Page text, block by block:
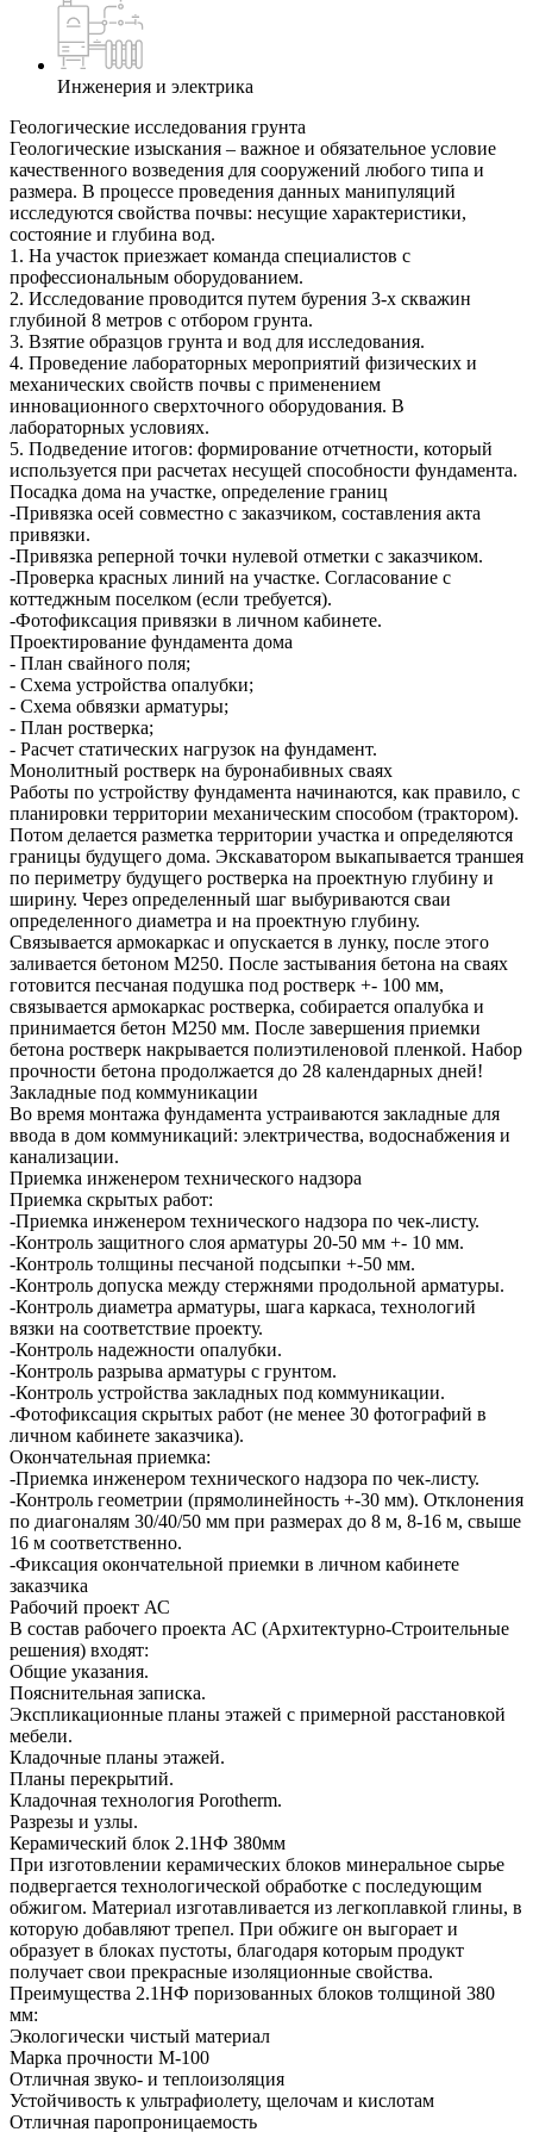
Инженерия и электрика
Геологические исследования грунта
Геологические изыскания – важное и обязательное условие
качественного возведения для сооружений любого типа и
размера. В процессе проведения данных манипуляций
исследуются свойства почвы: несущие характеристики,
состояние и глубина вод.
1. На участок приезжает команда специалистов с
профессиональным оборудованием.
2. Исследование проводится путем бурения 3-х скважин
глубиной 8 метров с отбором грунта.
3. Взятие образцов грунта и вод для исследования.
4. Проведение лабораторных мероприятий физических и
механических свойств почвы с применением
инновационного сверхточного оборудования. В
лабораторных условиях.
5. Подведение итогов: формирование отчетности, который
используется при расчетах несущей способности фундамента.
Посадка дома на участке, определение границ
-Привязка осей совместно с заказчиком, составления акта
привязки.
-Привязка реперной точки нулевой отметки с заказчиком.
-Проверка красных линий на участке. Согласование с
коттеджным поселком (если требуется).
-Фотофиксация привязки в личном кабинете.
Проектирование фундамента дома
- План свайного поля;
- Схема устройства опалубки;
- Схема обвязки арматуры;
- План ростверка;
- Расчет статических нагрузок на фундамент.
Монолитный ростверк на буронабивных сваях
Работы по устройству фундамента начинаются, как правило, с
планировки территории механическим способом (трактором).
Потом делается разметка территории участка и определяются
границы будущего дома. Экскаватором выкапывается траншея
по периметру будущего ростверка на проектную глубину и
ширину. Через определенный шаг выбуриваются сваи
определенного диаметра и на проектную глубину.
Связывается армокаркас и опускается в лунку, после этого
заливается бетоном М250. После застывания бетона на сваях
готовится песчаная подушка под ростверк +- 100 мм,
связывается армокаркас ростверка, собирается опалубка и
принимается бетон М250 мм. После завершения приемки
бетона ростверк накрывается полиэтиленовой пленкой. Набор
прочности бетона продолжается до 28 календарных дней!
Закладные под коммуникации
Во время монтажа фундамента устраиваются закладные для
ввода в дом коммуникаций: электричества, водоснабжения и
канализации.
Приемка инженером технического надзора
Приемка скрытых работ:
-Приемка инженером технического надзора по чек-листу.
-Контроль защитного слоя арматуры 20-50 мм +- 10 мм.
-Контроль толщины песчаной подсыпки +-50 мм.
-Контроль допуска между стержнями продольной арматуры.
-Контроль диаметра арматуры, шага каркаса, технологий
вязки на соответствие проекту.
-Контроль надежности опалубки.
-Контроль разрыва арматуры с грунтом.
-Контроль устройства закладных под коммуникации.
-Фотофиксация скрытых работ (не менее 30 фотографий в
личном кабинете заказчика).
Окончательная приемка:
-Приемка инженером технического надзора по чек-листу.
-Контроль геометрии (прямолинейность +-30 мм). Отклонения
по диагоналям 30/40/50 мм при размерах до 8 м, 8-16 м, свыше
16 м соответственно.
-Фиксация окончательной приемки в личном кабинете
заказчика
Рабочий проект АС
В состав рабочего проекта АС (Архитектурно-Строительные
решения) входят:
Общие указания.
Пояснительная записка.
Экспликационные планы этажей с примерной расстановкой
мебели.
Кладочные планы этажей.
Планы перекрытий.
Кладочная технология Porotherm.
Разрезы и узлы.
Керамический блок 2.1НФ 380мм
При изготовлении керамических блоков минеральное сырье
подвергается технологической обработке с последующим
обжигом. Материал изготавливается из легкоплавкой глины, в
которую добавляют трепел. При обжиге он выгорает и
образует в блоках пустоты, благодаря которым продукт
получает свои прекрасные изоляционные свойства.
Преимущества 2.1НФ поризованных блоков толщиной 380
мм:
Экологически чистый материал
Марка прочности М-100
Отличная звуко- и теплоизоляция
Устойчивость к ультрафиолету, щелочам и кислотам
Отличная паропроницаемость